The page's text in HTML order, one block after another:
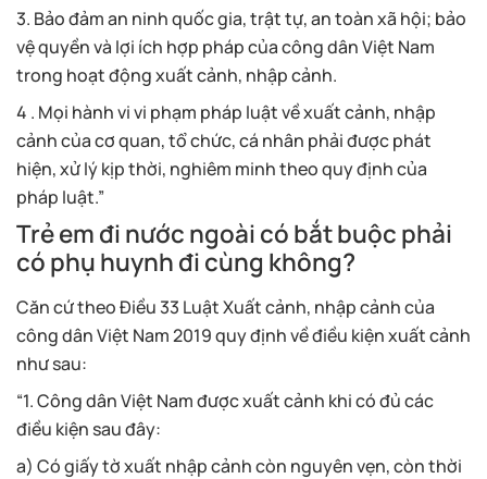
3. Bảo đảm an ninh quốc gia, trật tự, an toàn xã hội; bảo
vệ quyền và lợi ích hợp pháp của công dân Việt Nam
trong hoạt động xuất cảnh, nhập cảnh.
4 . Mọi hành vi vi phạm pháp luật về xuất cảnh, nhập
cảnh của cơ quan, tổ chức, cá nhân phải được phát
hiện, xử lý kịp thời, nghiêm minh theo quy định của
pháp luật.”
Trẻ em đi nước ngoài có bắt buộc phải
có phụ huynh đi cùng không?
Căn cứ theo Điều 33 Luật Xuất cảnh, nhập cảnh của
công dân Việt Nam 2019 quy định về điều kiện xuất cảnh
như sau:
“1. Công dân Việt Nam được xuất cảnh khi có đủ các
điều kiện sau đây:
a) Có giấy tờ xuất nhập cảnh còn nguyên vẹn, còn thời